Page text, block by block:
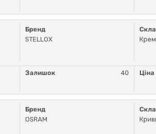
Бренд
STELLOX
Залишок 40 Ціна
Бренд
OSRAM